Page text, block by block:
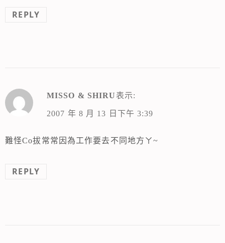
REPLY
MISSO & SHIRU表示:
2007 年 8 月 13 日下午 3:39
難怪Co拔常常因為工作要去不同地方ㄚ~
REPLY